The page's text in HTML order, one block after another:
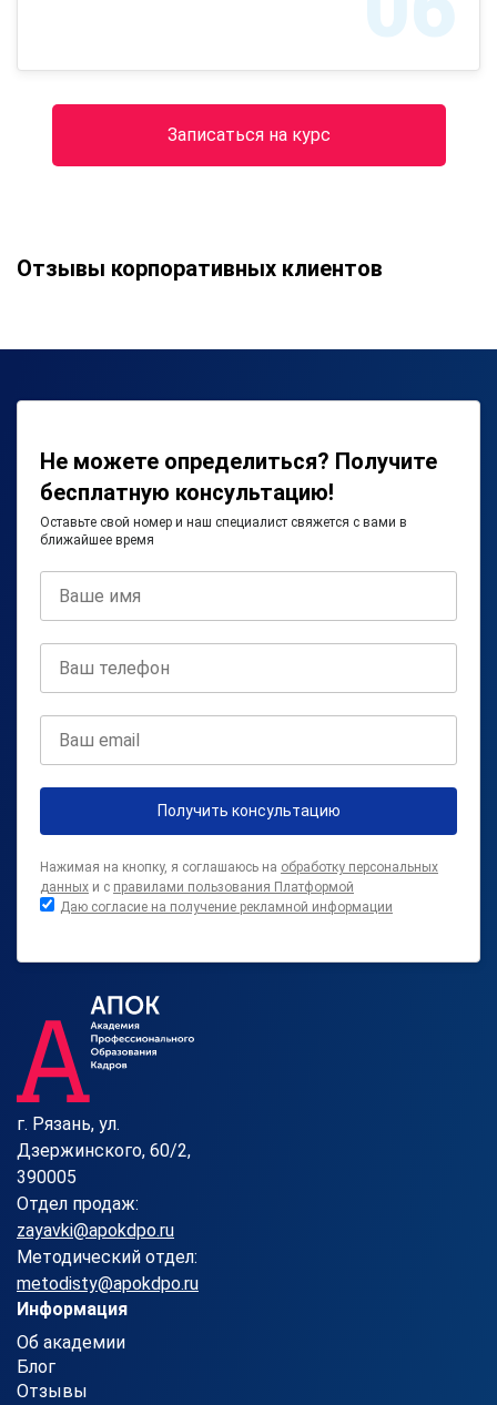
Записаться на курс
Отзывы корпоративных клиентов
Не можете определиться? Получите
бесплатную консультацию!
Оставьте свой номер и наш специалист свяжется с вами в
ближайшее время
Получить консультацию
Нажимая на кнопку, я соглашаюсь на обработку персональных
данных и с правилами пользования Платформой
Даю согласие на получение рекламной информации
г. Рязань, ул.
Дзержинского, 60/2,
390005
Отдел продаж:
zayavki@apokdpo.ru
Методический отдел:
metodisty@apokdpo.ru
Информация
Об академии
Блог
Отзывы